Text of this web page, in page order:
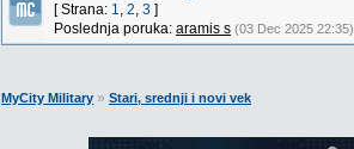
[ Strana: 1, 2, 3 ]
Poslednja poruka: aramis s (03 Dec 2025 22:35)
MyCity Military » Stari, srednji i novi vek